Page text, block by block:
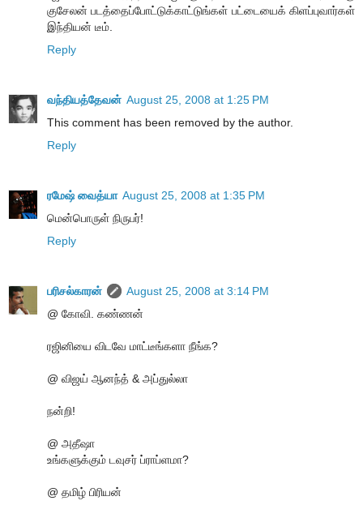
குசேலன் படத்தைப்போட்டுக்காட்டுங்கள் பட்டையைக் கிளப்புவார்கள்
இந்தியன் டீம்.
Reply
வந்தியத்தேவன் August 25, 2008 at 1:25 PM
This comment has been removed by the author.
Reply
ரமேஷ் வைத்யா August 25, 2008 at 1:35 PM
மென்பொருள் நிருபர்!
Reply
பரிசல்காரன்
August 25, 2008 at 3:14 PM
@ கோவி. கண்ணன்
ரஜினியை விடவே மாட்டீங்களா நீங்க?
@ விஜய் ஆனந்த் & அப்துல்லா
நன்றி!
@ அதீஷா
உங்களுக்கும் டவுசர் ப்ராப்ளமா?
@ தமிழ் பிரியன்